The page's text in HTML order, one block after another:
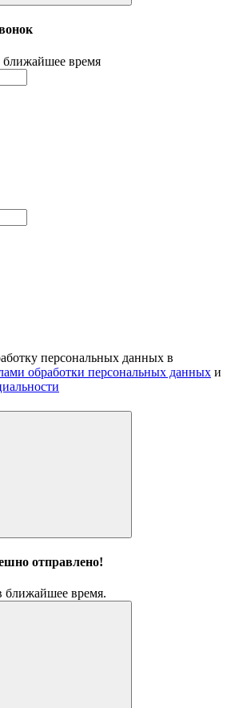
время
персональных данных в
обработки персональных данных и
отправлено!
время.